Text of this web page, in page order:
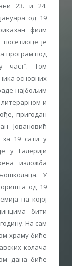
23. и 24.
од 19
филм
посетиоце је
програм под
Том
основних
најбољим
и
пригодан
Јовановић
за 19 сати у
у Галерији
изложба
У
од 19
на којој
бити
На сам
храму биће
колача
дана биће